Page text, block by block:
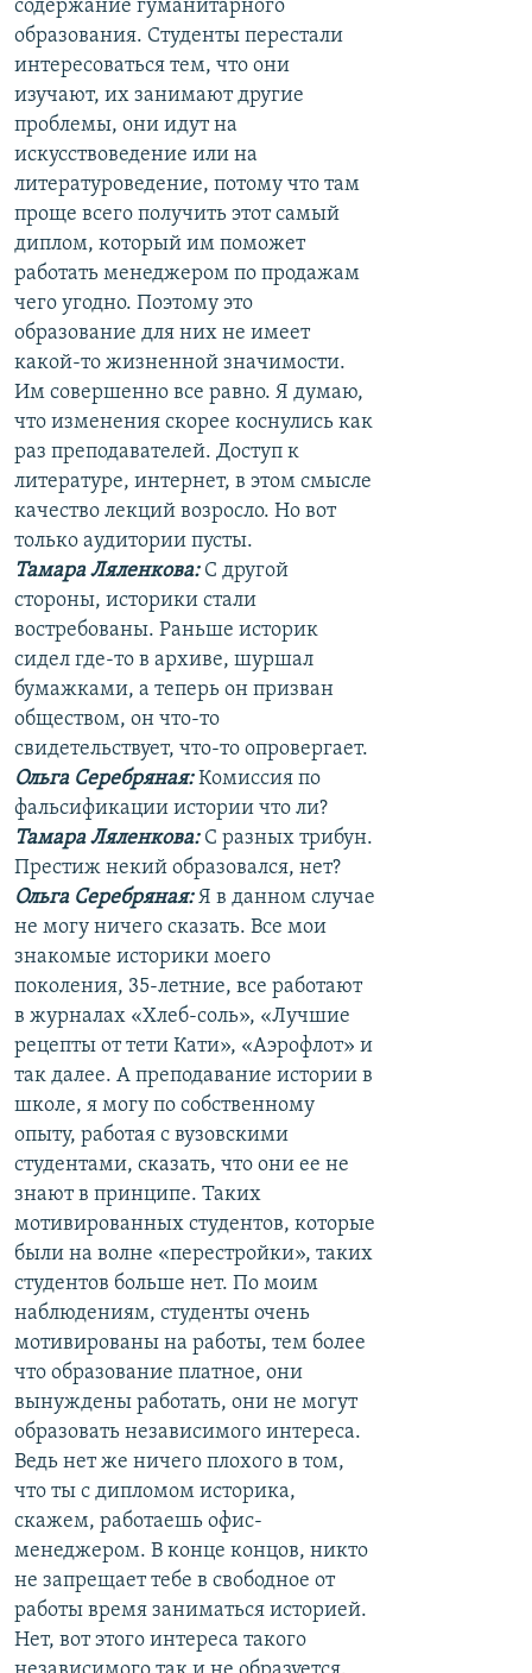
содержание гуманитарного
образования. Студенты перестали
интересоваться тем, что они
изучают, их занимают другие
проблемы, они идут на
искусствоведение или на
литературоведение, потому что там
проще всего получить этот самый
диплом, который им поможет
работать менеджером по продажам
чего угодно. Поэтому это
образование для них не имеет
какой-то жизненной значимости.
Им совершенно все равно. Я думаю,
что изменения скорее коснулись как
раз преподавателей. Доступ к
литературе, интернет, в этом смысле
качество лекций возросло. Но вот
только аудитории пусты.
Тамара Ляленкова:С другой
стороны, историки стали
востребованы. Раньше историк
сидел где-то в архиве, шуршал
бумажками, а теперь он призван
обществом, он что-то
свидетельствует, что-то опровергает.
Ольга Серебряная:Комиссия по
фальсификации истории что ли?
Тамара Ляленкова:С разных трибун.
Престиж некий образовался, нет?
Ольга Серебряная:Я в данном случае
не могу ничего сказать. Все мои
знакомые историки моего
поколения, 35-летние, все работают
в журналах «Хлеб-соль», «Лучшие
рецепты от тети Кати», «Аэрофлот» и
так далее. А преподавание истории в
школе, я могу по собственному
опыту, работая с вузовскими
студентами, сказать, что они ее не
знают в принципе. Таких
мотивированных студентов, которые
были на волне «перестройки», таких
студентов больше нет. По моим
наблюдениям, студенты очень
мотивированы на работы, тем более
что образование платное, они
вынуждены работать, они не могут
образовать независимого интереса.
Ведь нет же ничего плохого в том,
что ты с дипломом историка,
скажем, работаешь офис-
менеджером. В конце концов, никто
не запрещает тебе в свободное от
работы время заниматься историей.
Нет, вот этого интереса такого